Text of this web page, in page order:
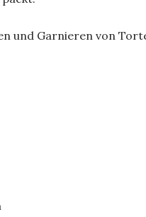
und Garnieren von